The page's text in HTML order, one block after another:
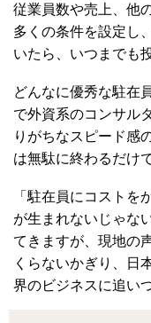
従業員数や売上、他
多くの条件を設定し
いたら、いつまでも
どんなに優秀な駐在
で外資系のコンサル
りがちなスピード感
は無駄に終わるだけ
「駐在員にコストを
が生まれないじゃな
てきますが、現地の
くらないかぎり、日
界のビジネスに追い